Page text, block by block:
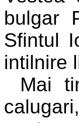
bulgar
Sfintul
intilnire
Mai